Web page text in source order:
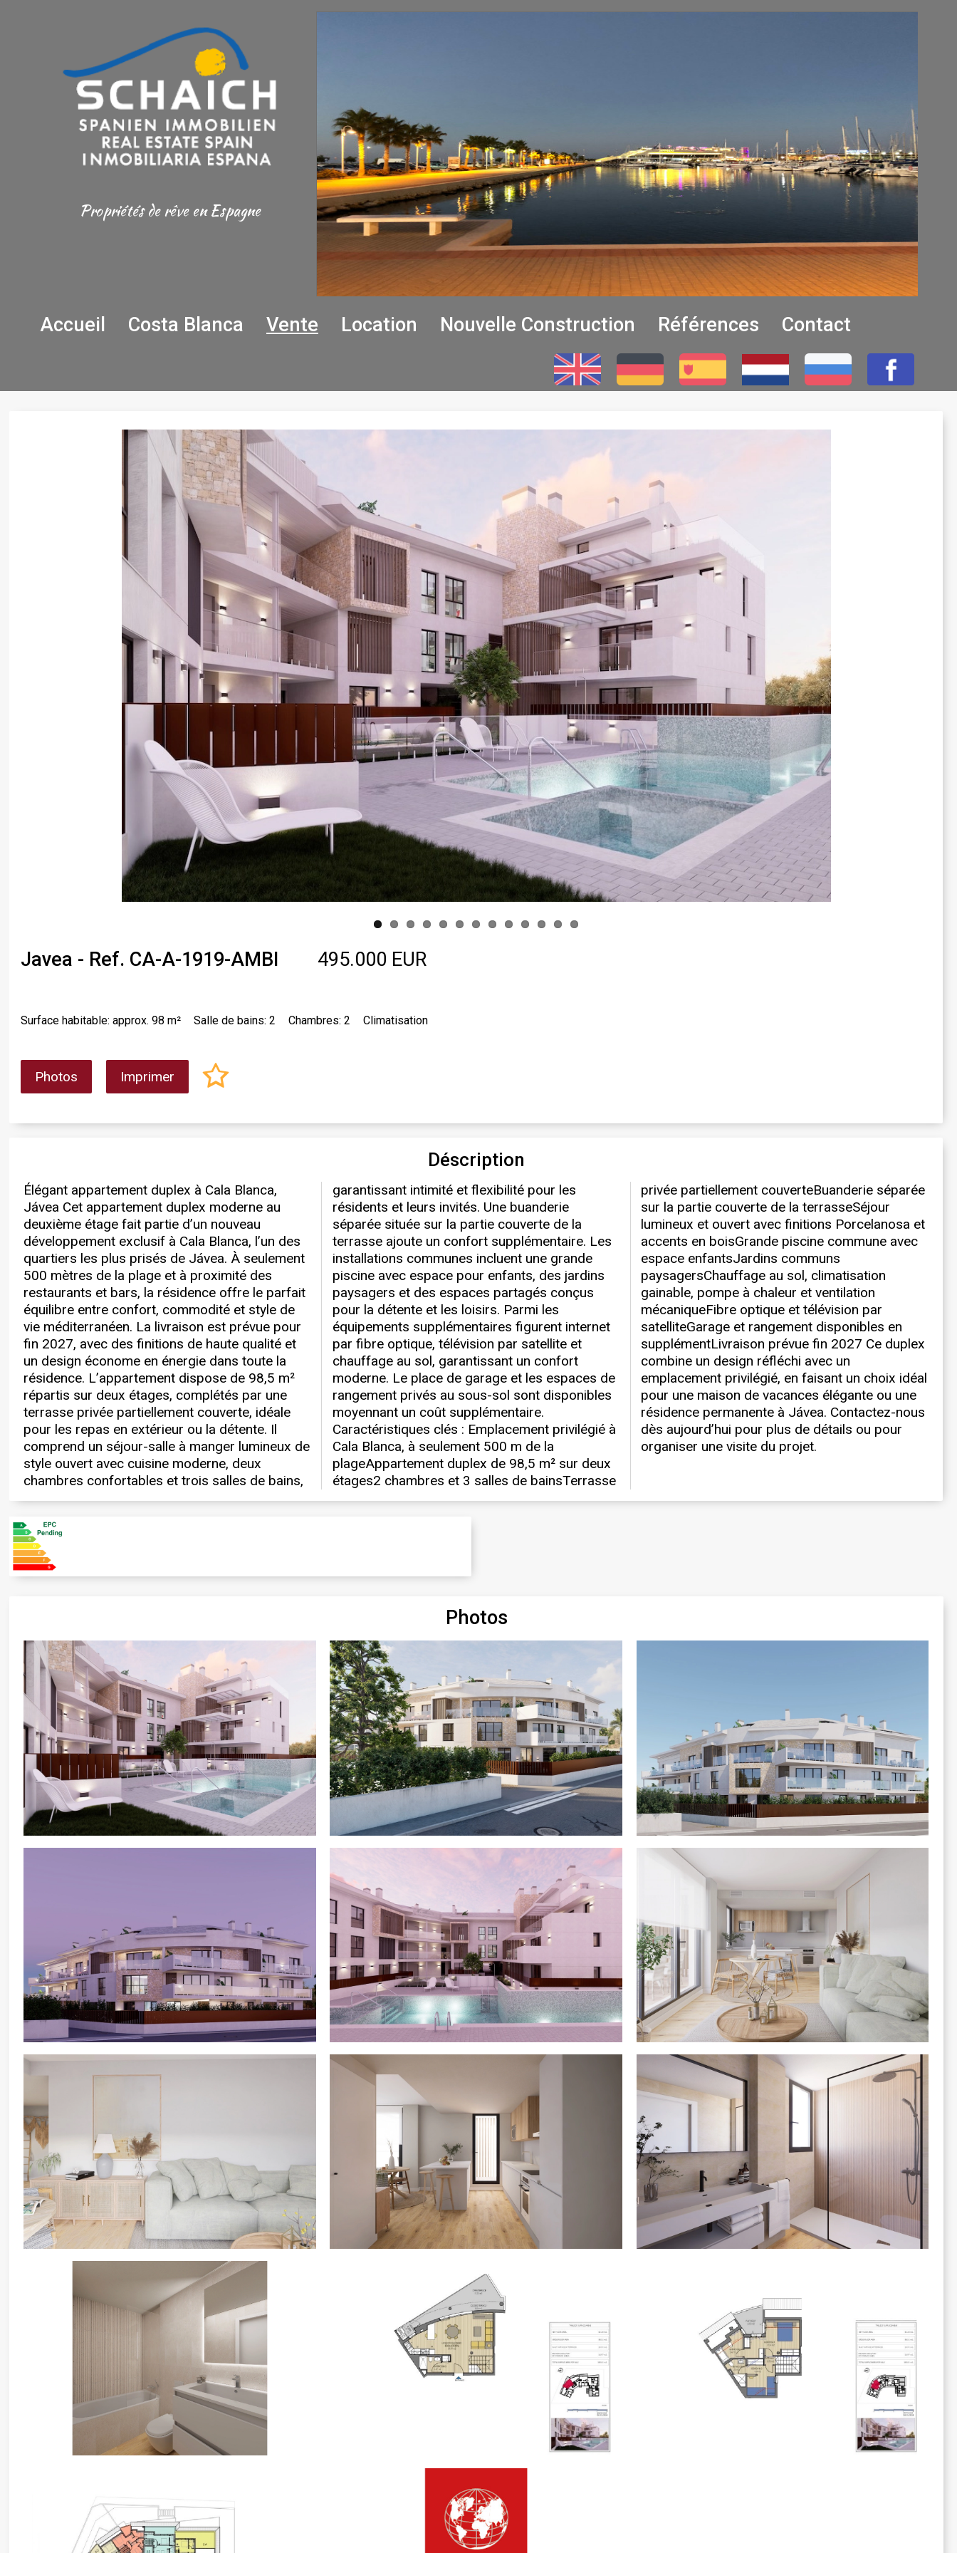
Propriétés de rêve en Espagne
Accueil Costa Blanca Vente Location Nouvelle Construction Références Contact
Javea - Ref. CA-A-1919-AMBI 495.000 EUR
Surface habitable: approx. 98 m² Salle de bains: 2 Chambres: 2 Climatisation
Photos Imprimer
Déscription
Élégant appartement duplex à Cala Blanca,
Jávea Cet appartement duplex moderne au
deuxième étage fait partie d’un nouveau
développement exclusif à Cala Blanca, l’un des
quartiers les plus prisés de Jávea. À seulement
500 mètres de la plage et à proximité des
restaurants et bars, la résidence offre le parfait
équilibre entre confort, commodité et style de
vie méditerranéen. La livraison est prévue pour
fin 2027, avec des finitions de haute qualité et
un design économe en énergie dans toute la
résidence. L’appartement dispose de 98,5 m²
répartis sur deux étages, complétés par une
terrasse privée partiellement couverte, idéale
pour les repas en extérieur ou la détente. Il
comprend un séjour-salle à manger lumineux de
style ouvert avec cuisine moderne, deux
chambres confortables et trois salles de bains,
garantissant intimité et flexibilité pour les
résidents et leurs invités. Une buanderie
séparée située sur la partie couverte de la
terrasse ajoute un confort supplémentaire. Les
installations communes incluent une grande
piscine avec espace pour enfants, des jardins
paysagers et des espaces partagés conçus
pour la détente et les loisirs. Parmi les
équipements supplémentaires figurent internet
par fibre optique, télévision par satellite et
chauffage au sol, garantissant un confort
moderne. Le place de garage et les espaces de
rangement privés au sous-sol sont disponibles
moyennant un coût supplémentaire.
Caractéristiques clés : Emplacement privilégié à
Cala Blanca, à seulement 500 m de la
plageAppartement duplex de 98,5 m² sur deux
étages2 chambres et 3 salles de bainsTerrasse
privée partiellement couverteBuanderie séparée
sur la partie couverte de la terrasseSéjour
lumineux et ouvert avec finitions Porcelanosa et
accents en boisGrande piscine commune avec
espace enfantsJardins communs
paysagersChauffage au sol, climatisation
gainable, pompe à chaleur et ventilation
mécaniqueFibre optique et télévision par
satelliteGarage et rangement disponibles en
supplémentLivraison prévue fin 2027 Ce duplex
combine un design réfléchi avec un
emplacement privilégié, en faisant un choix idéal
pour une maison de vacances élégante ou une
résidence permanente à Jávea. Contactez-nous
dès aujourd’hui pour plus de détails ou pour
organiser une visite du projet.
Photos